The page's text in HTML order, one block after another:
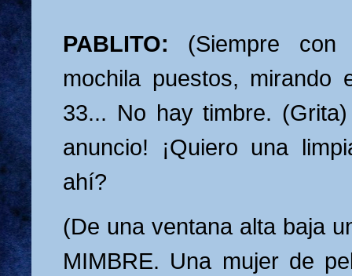
PABLITO: (Siempre
mochila puestos, mirando
33... No hay timbre.
anuncio! ¡Quiero una
ahí?
(De una ventana alta baja
MIMBRE. Una mujer de